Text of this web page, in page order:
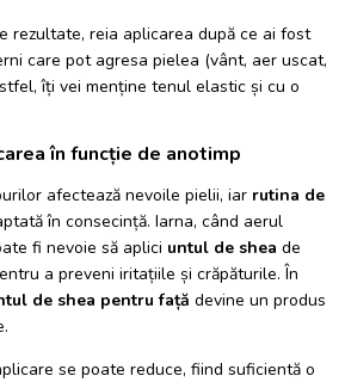
rezultate, reia aplicarea după ce ai fost
care pot agresa pielea (vânt, aer uscat,
îți vei menține tenul elastic și cu o
în funcție de anotimp
afectează nevoile pielii, iar rutina de
în consecință. Iarna, când aerul
fi nevoie să aplici untul de shea de
a preveni iritațiile și crăpăturile. În
de shea pentru față devine un produs
se poate reduce, fiind suficientă o